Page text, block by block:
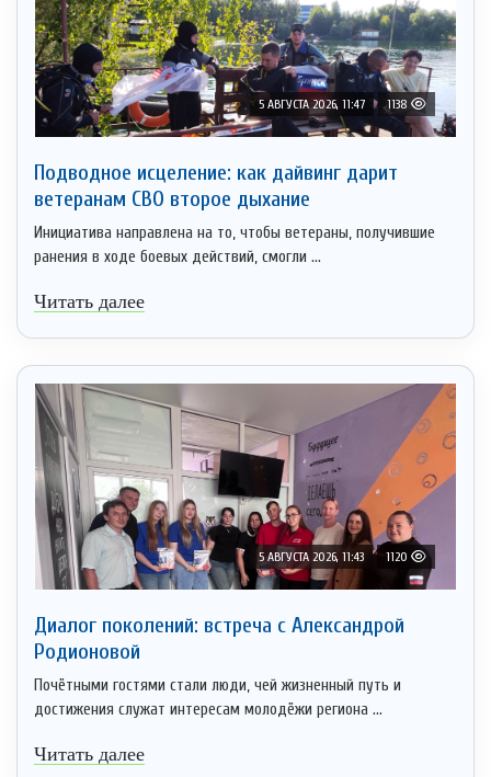
5 АВГУСТА 2026, 11:47 1138
Подводное исцеление: как дайвинг дарит
ветеранам СВО второе дыхание
Инициатива направлена на то, чтобы ветераны, получившие
ранения в ходе боевых действий, смогли ...
Читать далее
5 АВГУСТА 2026, 11:43 1120
Диалог поколений: встреча с Александрой
Родионовой
Почётными гостями стали люди, чей жизненный путь и
достижения служат интересам молодёжи региона ...
Читать далее